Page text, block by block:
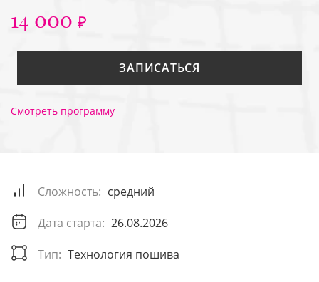
14 000 ₽
ЗАПИСАТЬСЯ
Смотреть программу
Сложность: средний
Дата старта: 26.08.2026
Тип: Технология пошива